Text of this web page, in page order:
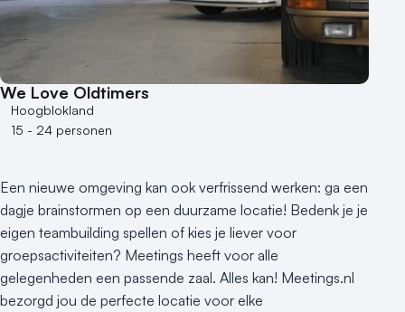
We Love Oldtimers
Hoogblokland
15 - 24 personen
Een nieuwe omgeving kan ook verfrissend werken: ga een
dagje brainstormen op een duurzame locatie! Bedenk je je
eigen teambuilding spellen of kies je liever voor
groepsactiviteiten? Meetings heeft voor alle
gelegenheden een passende zaal. Alles kan! Meetings.nl
bezorgd jou de perfecte locatie voor elke